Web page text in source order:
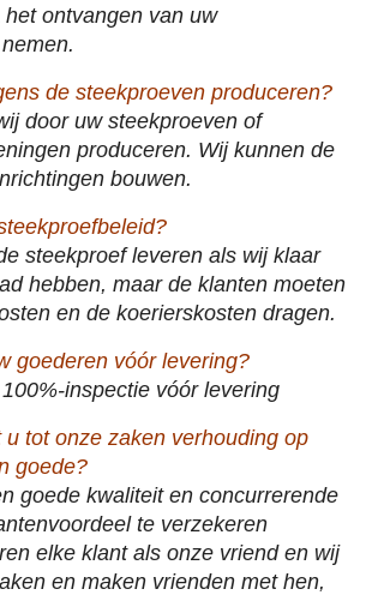
ontvangen van uw
de steekproeven produceren?
door uw steekproeven of
produceren. Wij kunnen de
bouwen.
steekproef leveren als wij klaar
hebben, maar de klanten moeten
en de koerierskosten dragen.
goederen vóór levering?
inspectie vóór levering
u tot onze zaken verhouding op
goede?
goede kwaliteit en concurrerende
te verzekeren
elke klant als onze vriend en wij
en maken vrienden met hen,